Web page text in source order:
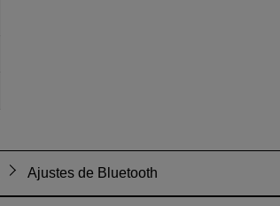
Ajustes de Bluetooth